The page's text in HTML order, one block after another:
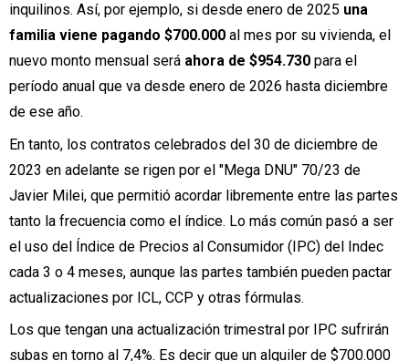
inquilinos. Así, por ejemplo, si desde enero de 2025 una
familia viene pagando $700.000 al mes por su vivienda, el
nuevo monto mensual será ahora de $954.730 para el
período anual que va desde enero de 2026 hasta diciembre
de ese año.
En tanto, los contratos celebrados del 30 de diciembre de
2023 en adelante se rigen por el "Mega DNU" 70/23 de
Javier Milei, que permitió acordar libremente entre las partes
tanto la frecuencia como el índice. Lo más común pasó a ser
el uso del Índice de Precios al Consumidor (IPC) del Indec
cada 3 o 4 meses, aunque las partes también pueden pactar
actualizaciones por ICL, CCP y otras fórmulas.
Los que tengan una actualización trimestral por IPC sufrirán
subas en torno al 7,4%. Es decir que un alquiler de $700.000